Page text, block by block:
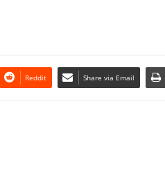
Reddit Share via Email